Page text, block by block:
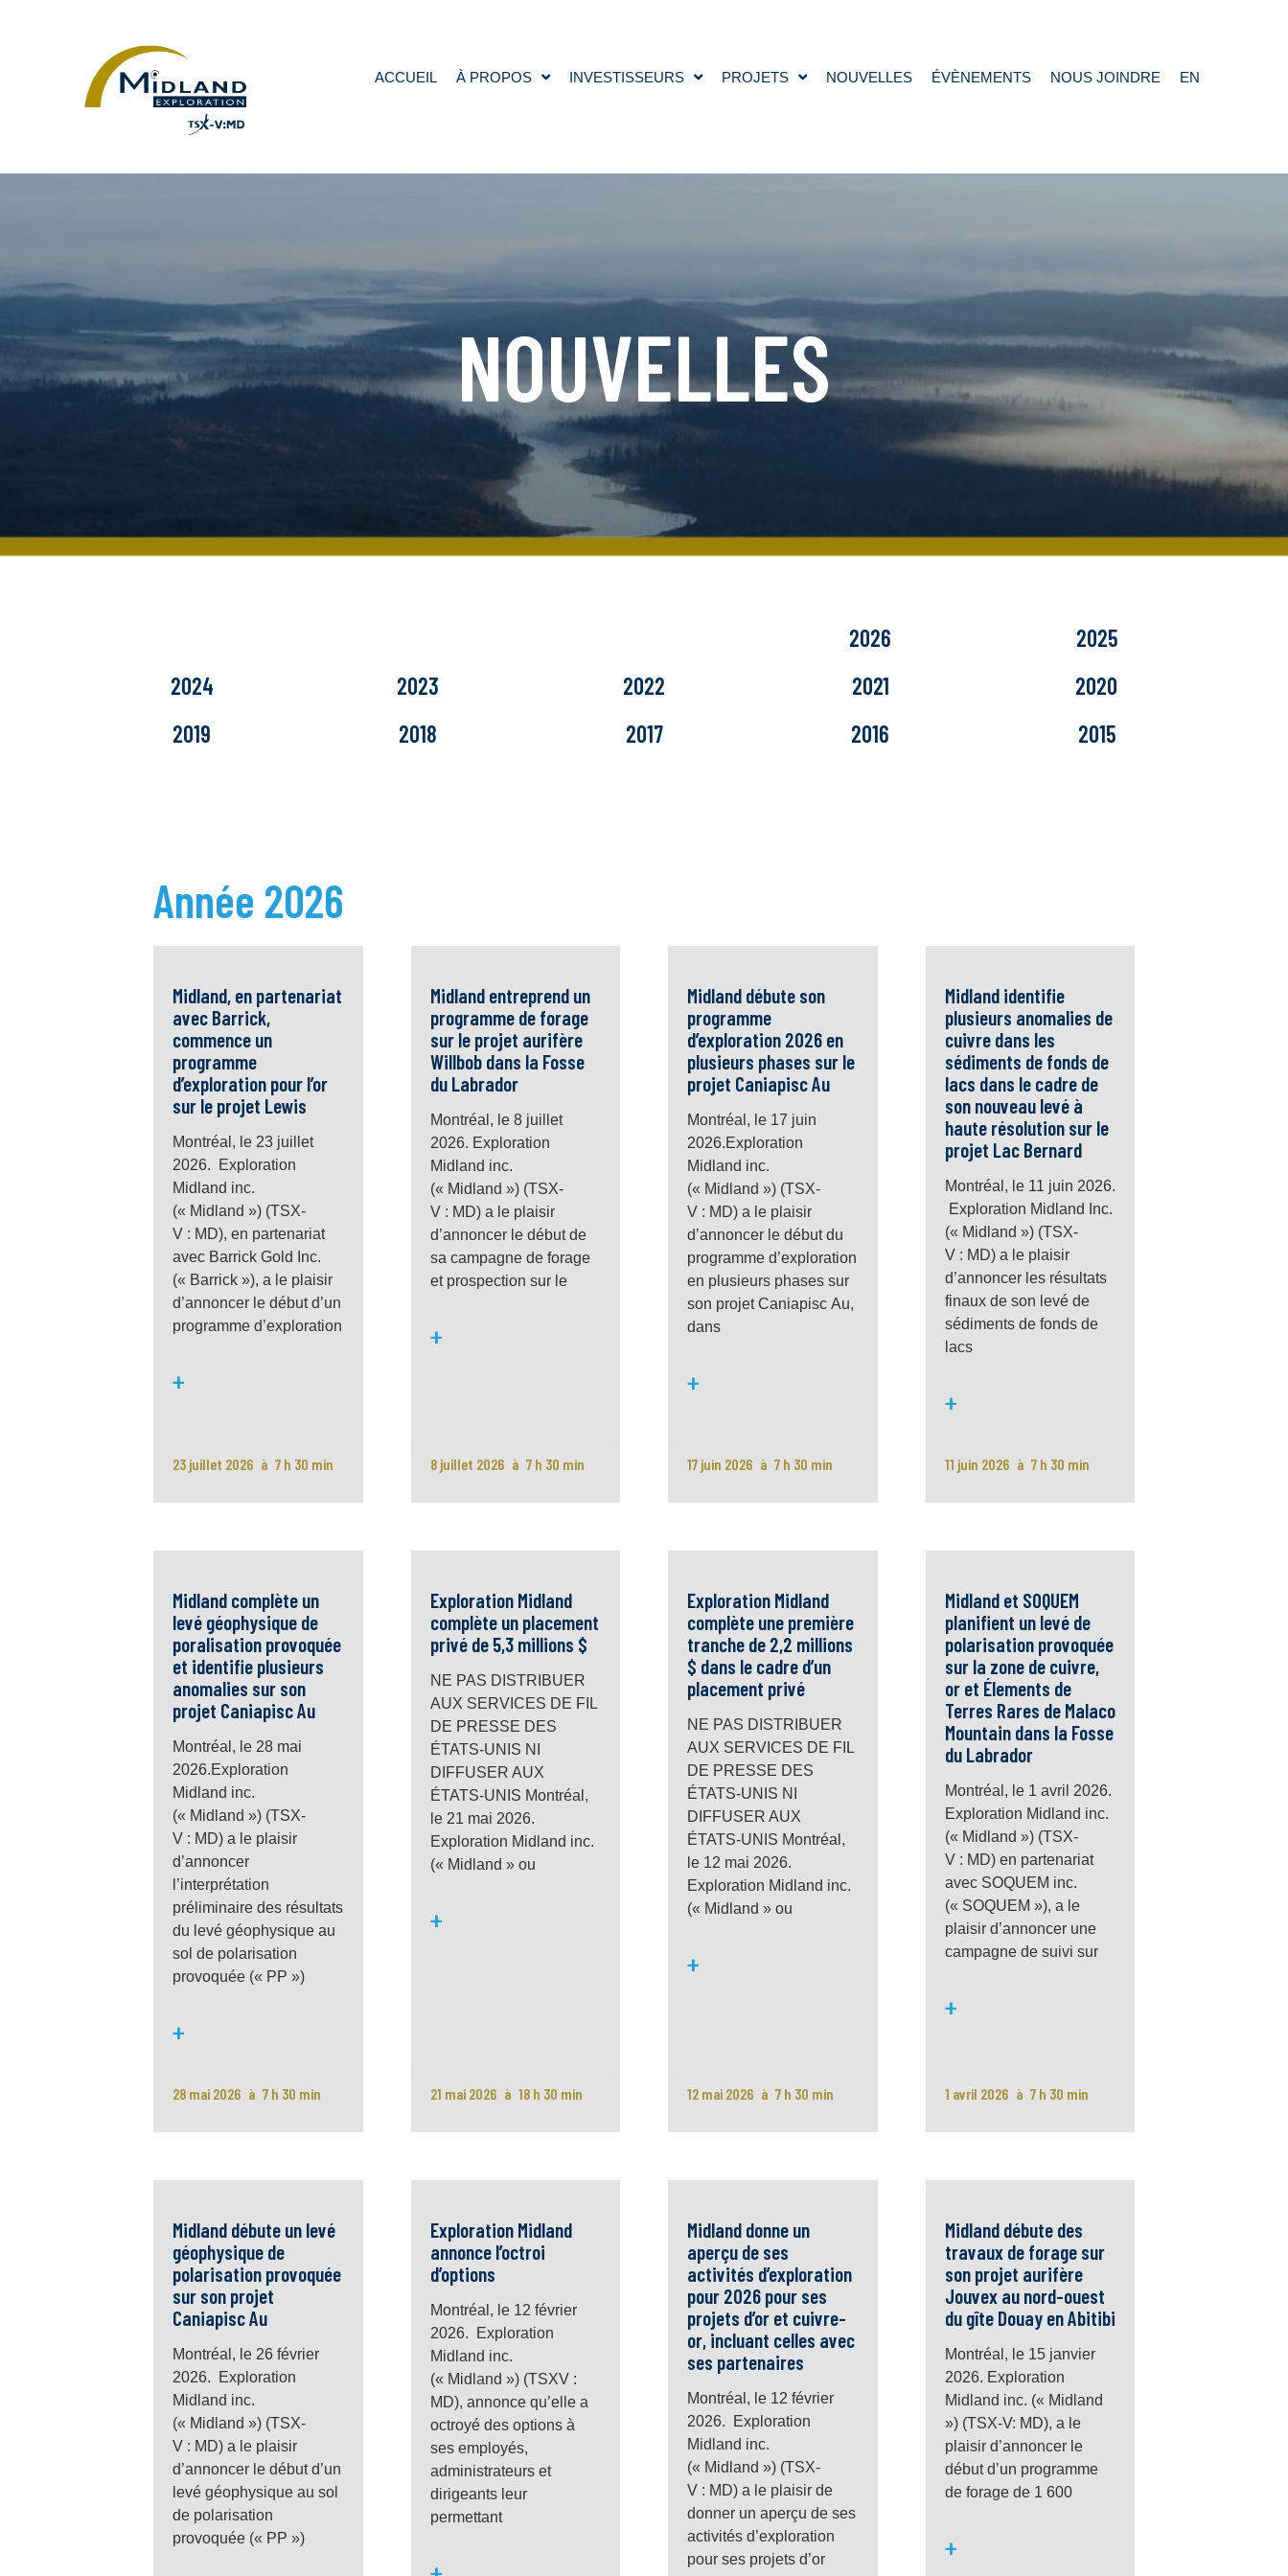
ACCUEIL À PROPOS INVESTISSEURS PROJETS NOUVELLES ÉVÈNEMENTS NOUS JOINDRE EN
NOUVELLES
2026
2025
2024
2023 2022 2021
2020
2019
2018 2017 2016 2015
Année 2026
Midland, en partenariat
avec Barrick,
commence un
programme
d’exploration pour l’or
sur le projet Lewis
Montréal, le 23 juillet
2026. Exploration
Midland inc.
(« Midland ») (TSX-
V : MD), en partenariat
avec Barrick Gold Inc.
(« Barrick »), a le plaisir
d’annoncer le début d’un
programme d’exploration
+
23 juillet 2026 7 h 30 min
Midland entreprend un
programme de forage
sur le projet aurifère
Willbob dans la Fosse
du Labrador
Montréal, le 8 juillet
2026. Exploration
Midland inc.
(« Midland ») (TSX-
V : MD) a le plaisir
d’annoncer le début de
sa campagne de forage
et prospection sur le
+
8 juillet 2026 7 h 30 min
Midland débute son
programme
d’exploration 2026 en
plusieurs phases sur le
projet Caniapisc Au
Montréal, le 17 juin
2026.Exploration
Midland inc.
(« Midland ») (TSX-
V : MD) a le plaisir
d’annoncer le début du
programme d’exploration
en plusieurs phases sur
son projet Caniapisc Au,
dans
+
17 juin 2026 7 h 30 min
Midland identifie
plusieurs anomalies de
cuivre dans les
sédiments de fonds de
lacs dans le cadre de
son nouveau levé à
haute résolution sur le
projet Lac Bernard
Montréal, le 11 juin 2026.
Exploration Midland Inc.
(« Midland ») (TSX-
V : MD) a le plaisir
d’annoncer les résultats
finaux de son levé de
sédiments de fonds de
lacs
+
11 juin 2026 7 h 30 min
Midland complète un
levé géophysique de
poralisation provoquée
et identifie plusieurs
anomalies sur son
projet Caniapisc Au
Montréal, le 28 mai
2026.Exploration
Midland inc.
(« Midland ») (TSX-
V : MD) a le plaisir
d’annoncer
l’interprétation
préliminaire des résultats
du levé géophysique au
sol de polarisation
provoquée (« PP »)
+
28 mai 2026 7 h 30 min
Exploration Midland
complète un placement
privé de 5,3 millions $
NE PAS DISTRIBUER
AUX SERVICES DE FIL
DE PRESSE DES
ÉTATS-UNIS NI
DIFFUSER AUX
ÉTATS-UNIS Montréal,
le 21 mai 2026.
Exploration Midland inc.
(« Midland » ou
+
21 mai 2026 18 h 30 min
Exploration Midland
complète une première
tranche de 2,2 millions
$ dans le cadre d’un
placement privé
NE PAS DISTRIBUER
AUX SERVICES DE FIL
DE PRESSE DES
ÉTATS-UNIS NI
DIFFUSER AUX
ÉTATS-UNIS Montréal,
le 12 mai 2026.
Exploration Midland inc.
(« Midland » ou
+
12 mai 2026 7 h 30 min
Midland et SOQUEM
planifient un levé de
polarisation provoquée
sur la zone de cuivre,
or et Élements de
Terres Rares de Malaco
Mountain dans la Fosse
du Labrador
Montréal, le 1 avril 2026.
Exploration Midland inc.
(« Midland ») (TSX-
V : MD) en partenariat
avec SOQUEM inc.
(« SOQUEM »), a le
plaisir d’annoncer une
campagne de suivi sur
+
1 avril 2026 7 h 30 min
Midland débute un levé
géophysique de
polarisation provoquée
sur son projet
Caniapisc Au
Montréal, le 26 février
2026. Exploration
Midland inc.
(« Midland ») (TSX-
V : MD) a le plaisir
d’annoncer le début d’un
levé géophysique au sol
de polarisation
provoquée (« PP »)
Exploration Midland
annonce l’octroi
d’options
Montréal, le 12 février
2026. Exploration
Midland inc.
(« Midland ») (TSXV :
MD), annonce qu’elle a
octroyé des options à
ses employés,
administrateurs et
dirigeants leur
permettant
Midland donne un
aperçu de ses
activités d’exploration
pour 2026 pour ses
projets d’or et cuivre-
or, incluant celles avec
ses partenaires
Montréal, le 12 février
2026. Exploration
Midland inc.
(« Midland ») (TSX-
V : MD) a le plaisir de
donner un aperçu de ses
activités d’exploration
pour ses projets d’or
Midland débute des
travaux de forage sur
son projet aurifère
Jouvex au nord-ouest
du gîte Douay en Abitibi
Montréal, le 15 janvier
2026. Exploration
Midland inc. (« Midland
») (TSX-V: MD), a le
plaisir d’annoncer le
début d’un programme
de forage de 1 600
+